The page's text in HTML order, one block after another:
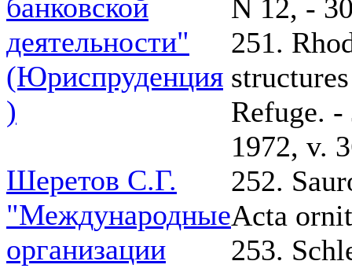
банковской
деятельности"
(Юриспруденция
)
Шеретов С.Г.
"Международные
организации
N 12, -
251.
Refuge.
1972, v.
252.
Acta
253.